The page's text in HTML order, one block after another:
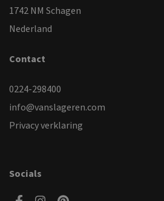
1742 NM Schagen
Nederland
Contact
0224-298400
info@vanslageren.com
Privacy verklaring
Socials